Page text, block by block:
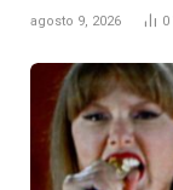
agosto 9, 2026 0